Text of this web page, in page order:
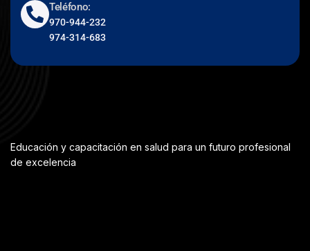
Teléfono:
970-944-232
974-314-683
Educación y capacitación en salud para un futuro profesional
de excelencia